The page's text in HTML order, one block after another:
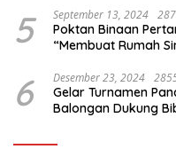
5 September 13, 2024
Poktan Binaan
“Membuat Rumah
6 Desember 23, 2024
Gelar Turnamen
Balongan Dukung